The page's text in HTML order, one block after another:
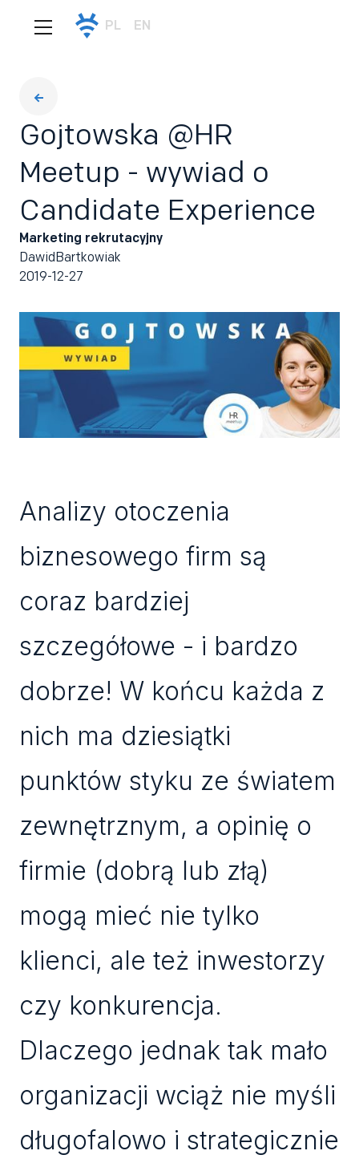
PL EN
Gojtowska @HR
Meetup - wywiad o
Candidate Experience
Marketing rekrutacyjny
DawidBartkowiak
2019-12-27
Analizy otoczenia
biznesowego firm są
coraz bardziej
szczegółowe - i bardzo
dobrze! W końcu każda z
nich ma dziesiątki
punktów styku ze światem
zewnętrznym, a opinię o
firmie (dobrą lub złą)
mogą mieć nie tylko
klienci, ale też inwestorzy
czy konkurencja.
Dlaczego jednak tak mało
organizacji wciąż nie myśli
długofalowo i strategicznie